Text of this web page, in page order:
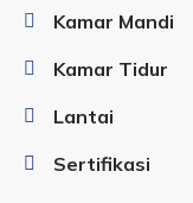
Kamar Mandi
Kamar Tidur
Lantai
Sertifikasi